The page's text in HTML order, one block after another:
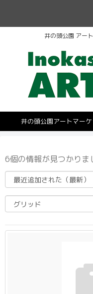
井の頭公園 アー
井の頭公園アートマー
6個の情報が見つかりま